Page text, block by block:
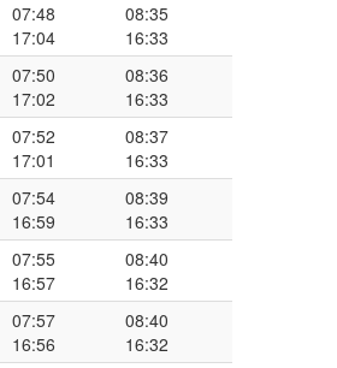
07:48
17:04
08:35
16:33
07:50
17:02
08:36
16:33
07:52
17:01
08:37
16:33
07:54
16:59
08:39
16:33
07:55
16:57
08:40
16:32
07:57
16:56
08:40
16:32